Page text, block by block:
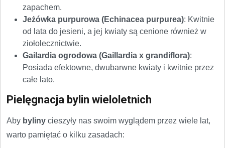
zapachem.
Jeżówka purpurowa (Echinacea purpurea): Kwitnie
od lata do jesieni, a jej kwiaty są cenione również w
ziołolecznictwie.
Gailardia ogrodowa (Gaillardia x grandiflora):
Posiada efektowne, dwubarwne kwiaty i kwitnie przez
całe lato.
Pielęgnacja bylin wieloletnich
Aby byliny cieszyły nas swoim wyglądem przez wiele lat,
warto pamiętać o kilku zasadach: